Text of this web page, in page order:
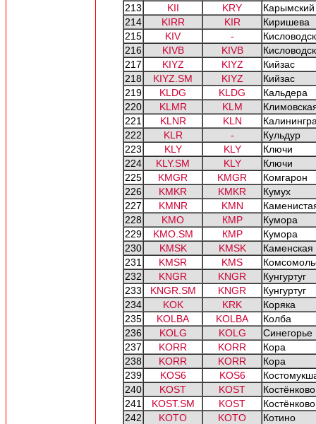
213
KII KRY
Карымский
214
KIRR KIR
Киришева
215
KIV -
Кисловодск
216
KIVB KIVB
217
KIYZ KIYZ
Кийзас
218
KIYZ.SM KIYZ
Кийзас
219
KLDG KLDG
Кальдера
220
KLMR KLM
221
KLNR KLN
222
KLR -
Кульдур
223
KLY KLY
Ключи
224
KLY.SM KLY
Ключи
225
KMGR KMGR
Комгарон
226
KMKR KMKR
Кумух
227
KMNR KMN
228
KMO КМР
Кумора
229
KMO.SM КМР
Кумора
230
KMSK KMSK
Каменская
231
KMSR KMS
232
KNGR KNGR
Кунгуртуг
233
KNGR.SM KNGR
Кунгуртуг
234
KOK KRK
Коряка
235
KOLBA KOLBA
Колба
236
KOLG KOLG
Синегорье
237
KORR KORR
Кора
238
KORR KORR
Кора
239
KOS6 KOS6
240
KOST KOST
Костёнково
241
KOST.SM KOST
Костёнково
242
KOTO KOTO
Котино